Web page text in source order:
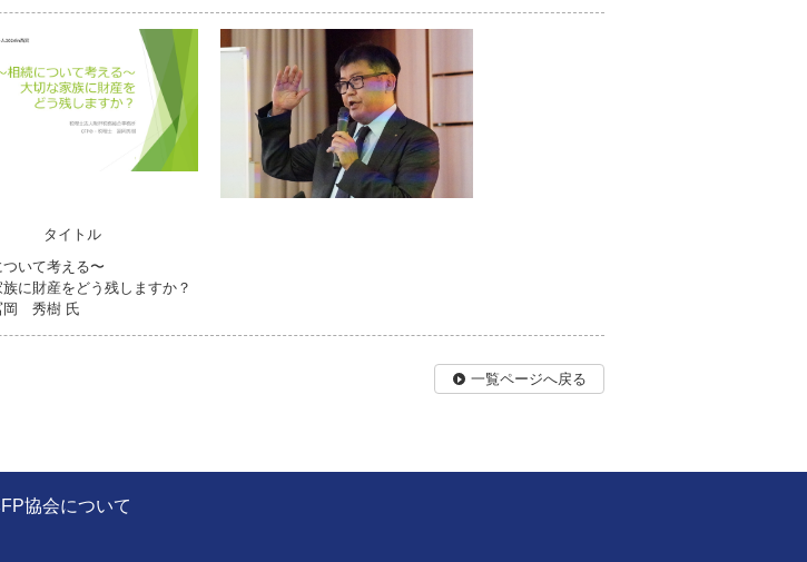
タイトル
いて考える〜
に財産をどう残しますか？
岡 秀樹 氏
一覧ページへ戻る
協会について